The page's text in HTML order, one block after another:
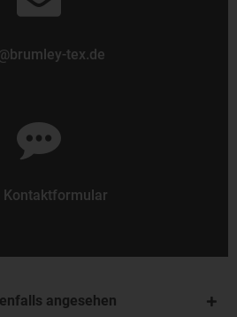
tex.de
Kontaktformular
angesehen